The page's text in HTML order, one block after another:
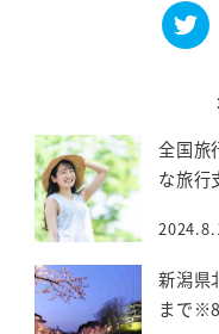
全国旅
な旅行
新潟県
まで